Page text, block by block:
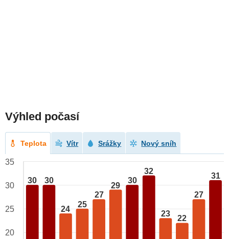
Výhled počasí
Teplota Vítr Srážky Nový sníh
30 30
24
25
27
29
30
32
23
22
27
31
35
30
25
20